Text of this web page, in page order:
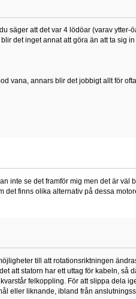
säger att det var 4 lödöar (varav
det inget annat att göra än att ta sig
vana, annars blir det jobbigt allt för
inte se det framför mig men det är
det finns olika alternativ på dessa
till att rotationsriktningen
att statorn har ett uttag för kabeln, så
felkoppling. För att slippa dela
eller liknande, ibland från